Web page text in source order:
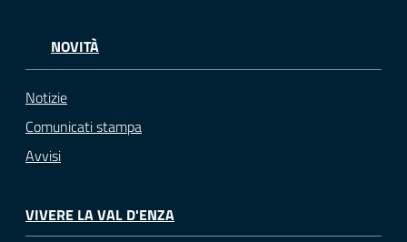
NOVITÀ
Notizie
Comunicati stampa
Avvisi
VIVERE LA VAL D'ENZA